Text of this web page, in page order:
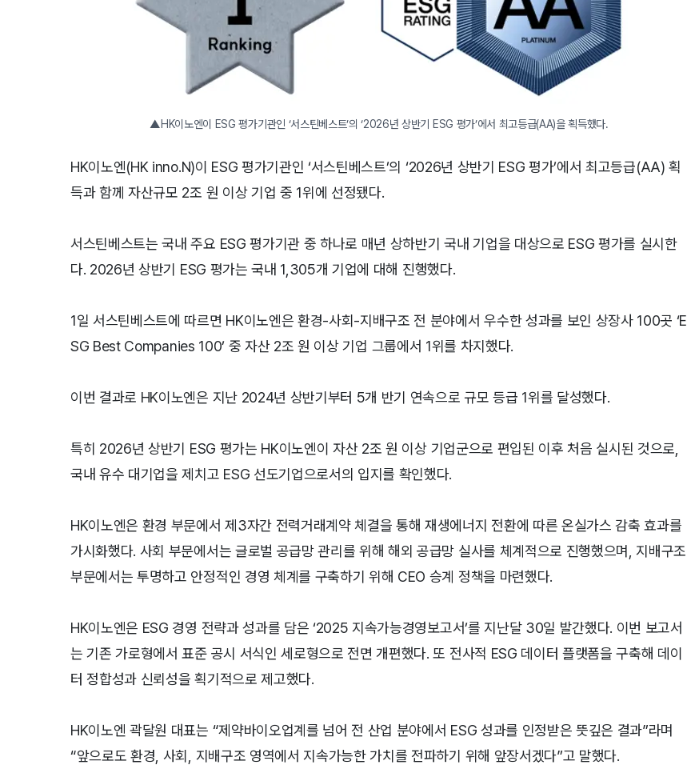
▲HK이노엔이 ESG 평가기관인 ‘서스틴베스트’의 ‘2026년 상반기 ESG 평가’에서 최고등급(AA)을 획득했다.
HK이노엔(HK inno.N)이 ESG 평가기관인 ‘서스틴베스트’의 ‘2026년 상반기 ESG 평가’에서 최고등급(AA) 획
득과 함께 자산규모 2조 원 이상 기업 중 1위에 선정됐다.
서스틴베스트는 국내 주요 ESG 평가기관 중 하나로 매년 상하반기 국내 기업을 대상으로 ESG 평가를 실시한
다. 2026년 상반기 ESG 평가는 국내 1,305개 기업에 대해 진행했다.
1일 서스틴베스트에 따르면 HK이노엔은 환경-사회-지배구조 전 분야에서 우수한 성과를 보인 상장사 100곳 ‘E
SG Best Companies 100’ 중 자산 2조 원 이상 기업 그룹에서 1위를 차지했다.
이번 결과로 HK이노엔은 지난 2024년 상반기부터 5개 반기 연속으로 규모 등급 1위를 달성했다.
특히 2026년 상반기 ESG 평가는 HK이노엔이 자산 2조 원 이상 기업군으로 편입된 이후 처음 실시된 것으로,
국내 유수 대기업을 제치고 ESG 선도기업으로서의 입지를 확인했다.
HK이노엔은 환경 부문에서 제3자간 전력거래계약 체결을 통해 재생에너지 전환에 따른 온실가스 감축 효과를
가시화했다. 사회 부문에서는 글로벌 공급망 관리를 위해 해외 공급망 실사를 체계적으로 진행했으며, 지배구조
부문에서는 투명하고 안정적인 경영 체계를 구축하기 위해 CEO 승계 정책을 마련했다.
HK이노엔은 ESG 경영 전략과 성과를 담은 ‘2025 지속가능경영보고서’를 지난달 30일 발간했다. 이번 보고서
는 기존 가로형에서 표준 공시 서식인 세로형으로 전면 개편했다. 또 전사적 ESG 데이터 플랫폼을 구축해 데이
터 정합성과 신뢰성을 획기적으로 제고했다.
HK이노엔 곽달원 대표는 “제약바이오업계를 넘어 전 산업 분야에서 ESG 성과를 인정받은 뜻깊은 결과”라며
“앞으로도 환경, 사회, 지배구조 영역에서 지속가능한 가치를 전파하기 위해 앞장서겠다”고 말했다.